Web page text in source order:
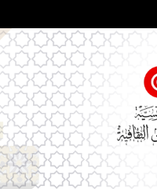
ودعامة للتنمية الثقافية “